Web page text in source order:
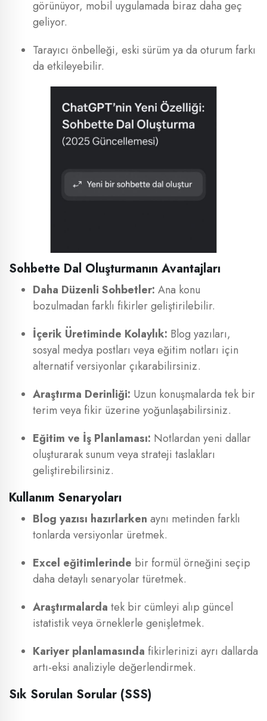
görünüyor, mobil uygulamada biraz daha geç
geliyor.
Tarayıcı önbelleği, eski sürüm ya da oturum farkı
da etkileyebilir.
Sohbette Dal Oluşturmanın Avantajları
Daha Düzenli Sohbetler: Ana konu
bozulmadan farklı fikirler geliştirilebilir.
İçerik Üretiminde Kolaylık: Blog yazıları,
sosyal medya postları veya eğitim notları için
alternatif versiyonlar çıkarabilirsiniz.
Araştırma Derinliği: Uzun konuşmalarda tek bir
terim veya fikir üzerine yoğunlaşabilirsiniz.
Eğitim ve İş Planlaması: Notlardan yeni dallar
oluşturarak sunum veya strateji taslakları
geliştirebilirsiniz.
Kullanım Senaryoları
Blog yazısı hazırlarken aynı metinden farklı
tonlarda versiyonlar üretmek.
Excel eğitimlerinde bir formül örneğini seçip
daha detaylı senaryolar türetmek.
Araştırmalarda tek bir cümleyi alıp güncel
istatistik veya örneklerle genişletmek.
Kariyer planlamasında fikirlerinizi ayrı dallarda
artı-eksi analiziyle değerlendirmek.
Sık Sorulan Sorular (SSS)